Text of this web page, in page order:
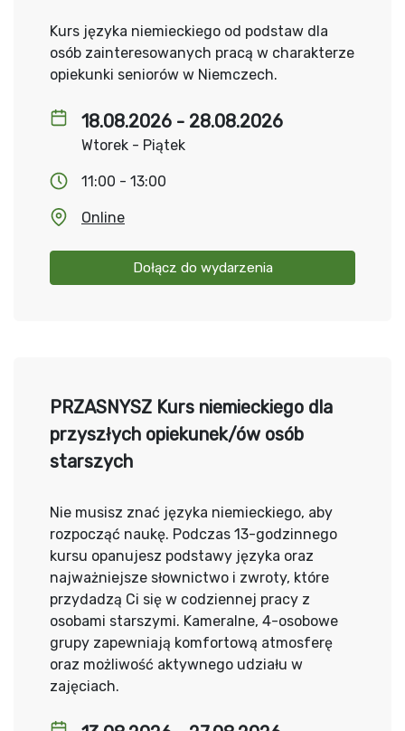
18.08.2026 - 28.08.2026
Wtorek - Piątek
11:00 - 13:00
Online
Dołącz do wydarzenia
Kurs języka niemieckiego od podstaw dla
osób zainteresowanych pracą w charakterze
opiekunki seniorów w Niemczech.
PRZASNYSZ Kurs niemieckiego dla
przyszłych opiekunek/ów osób
starszych
Nie musisz znać języka niemieckiego, aby
rozpocząć naukę. Podczas 13-godzinnego
kursu opanujesz podstawy języka oraz
najważniejsze słownictwo i zwroty, które
przydadzą Ci się w codziennej pracy z
osobami starszymi. Kameralne, 4-osobowe
grupy zapewniają komfortową atmosferę
oraz możliwość aktywnego udziału w
zajęciach.